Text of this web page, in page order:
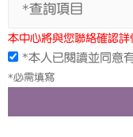
*查詢項目
本中心將與您聯絡確認詳
*本人已閱讀並同意
*必需填寫